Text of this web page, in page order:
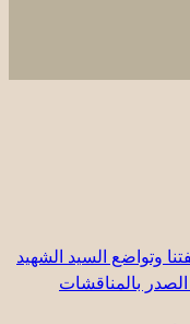
وتواضع السيد الشهيد
بالمناقشات